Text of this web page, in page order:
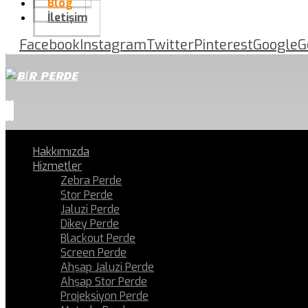
Blog
İletişim
FacebookInstagramTwitterPinterestGoogle
Hakkımızda
Hizmetler
Zebra Perde
Stor Perde
Jaluzi Perde
Dikey Perde
Blackout Perde
Screen Perde
Ahşap Jaluzi Perde
Ahşap Stor Perde
Projeksiyon Perde